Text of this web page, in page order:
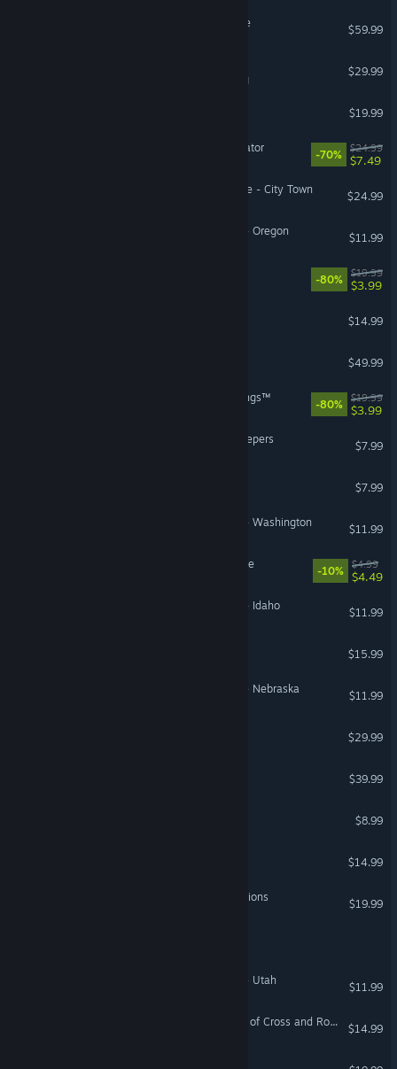
Sackboy™: A Big Adventure
$59.99
VR Supported
$29.99
$19.99
Garden Life: A Cozy Simulator
-70%
$24.99
$7.49
Hello Kitty Island Adventure - City Town
$24.99
American Truck Simulator - Oregon
$11.99
-80%
$19.99
$3.99
$14.99
$49.99
LEGO® The Lord of the Rings™
-80%
$19.99
$3.99
Dome Keeper: The Lost Keepers
$7.99
$7.99
American Truck Simulator - Washington
$11.99
An Eggstremely Hard Game
-10%
$4.99
$4.49
American Truck Simulator - Idaho
$11.99
$15.99
American Truck Simulator - Nebraska
$11.99
$29.99
$39.99
$8.99
$14.99
Assassin's Creed® Revelations
$19.99
American Truck Simulator - Utah
$11.99
Age of Empires IV: Knights of Cross and Rose
$14.99